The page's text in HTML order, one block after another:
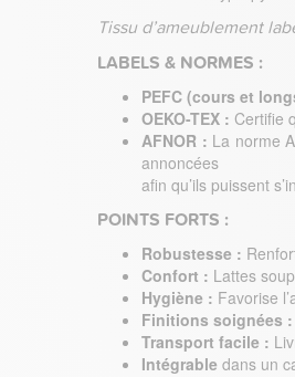
Tissu d’ameublement
LABELS & NORMES :
PEFC (cours et
OEKO-TEX : Certifie
AFNOR : La norme
annoncées
afin qu’ils puissent
POINTS FORTS :
Robustesse :
Confort : Lattes
Hygiène : Favorise
Finitions soignées :
Transport facile :
Intégrable dans un